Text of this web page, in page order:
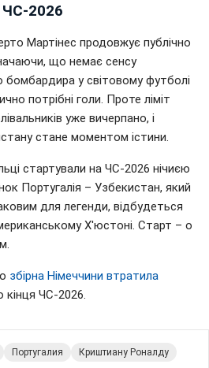
ЧС-2026
Мартінес продовжує публічно
що немає сенсу
у світовому футболі
потрібні голи. Проте ліміт
уже вичерпано, і
стане моментом істини.
стартували на ЧС-2026 нічиєю
Португалія – Узбекистан, який
для легенди, відбудеться
Х'юстоні. Старт – о
збірна Німеччини втратила
кінця ЧС-2026.
Португалия Криштиану Роналду